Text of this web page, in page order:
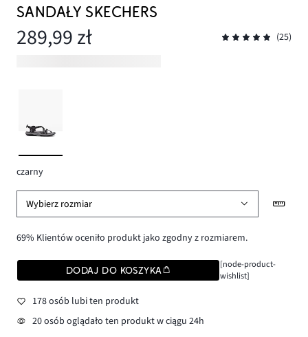
SANDAŁY SKECHERS
289,99 zł (25)
czarny
Wybierz rozmiar
69% Klientów oceniło produkt jako zgodny z rozmiarem.
DODAJ DO KOSZYKA
[node-product-
wishlist]
178 osób lubi ten produkt
20 osób oglądało ten produkt w ciągu 24h